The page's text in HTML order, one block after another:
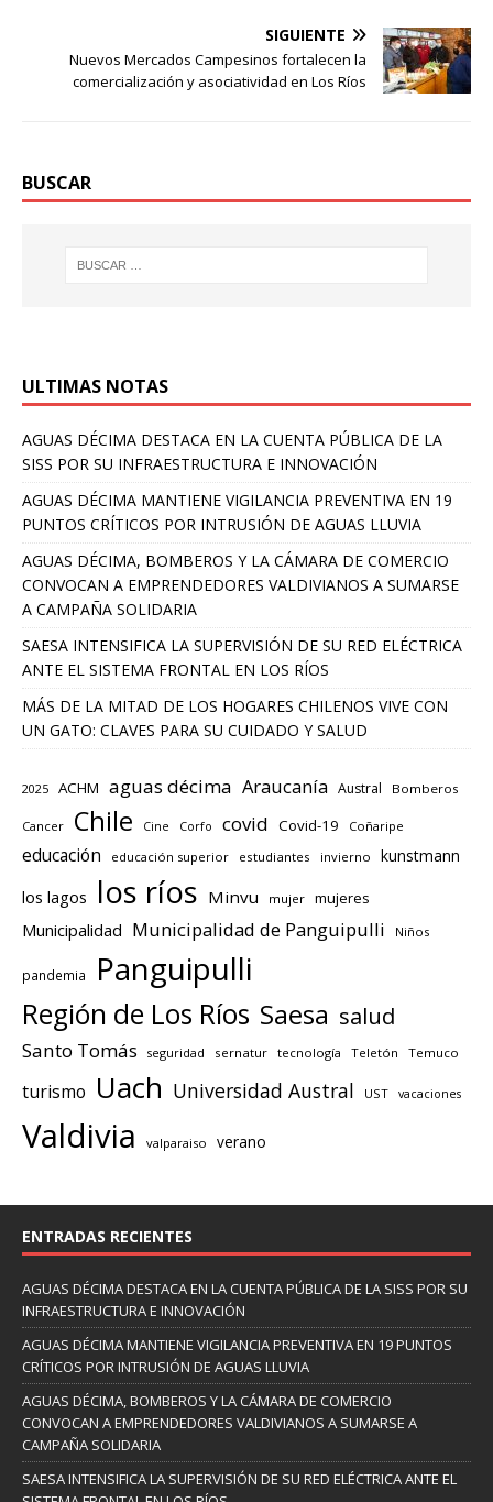
SIGUIENTE
Nuevos Mercados Campesinos fortalecen la
comercialización y asociatividad en Los Ríos
BUSCAR
ULTIMAS NOTAS
AGUAS DÉCIMA DESTACA EN LA CUENTA PÚBLICA DE LA
SISS POR SU INFRAESTRUCTURA E INNOVACIÓN
AGUAS DÉCIMA MANTIENE VIGILANCIA PREVENTIVA EN 19
PUNTOS CRÍTICOS POR INTRUSIÓN DE AGUAS LLUVIA
AGUAS DÉCIMA, BOMBEROS Y LA CÁMARA DE COMERCIO
CONVOCAN A EMPRENDEDORES VALDIVIANOS A SUMARSE
A CAMPAÑA SOLIDARIA
SAESA INTENSIFICA LA SUPERVISIÓN DE SU RED ELÉCTRICA
ANTE EL SISTEMA FRONTAL EN LOS RÍOS
MÁS DE LA MITAD DE LOS HOGARES CHILENOS VIVE CON
UN GATO: CLAVES PARA SU CUIDADO Y SALUD
2025 ACHM aguas décima Araucanía Austral Bomberos
Cancer Chile Cine Corfo covid Covid-19 Coñaripe
educación educación superior estudiantes invierno kunstmann
los lagos los ríos Minvu mujer mujeres
Municipalidad Municipalidad de Panguipulli Niños
pandemia Panguipulli
Región de Los Ríos Saesa salud
Santo Tomás seguridad sernatur tecnología Teletón Temuco
turismo Uach Universidad Austral UST vacaciones
Valdivia valparaiso verano
ENTRADAS RECIENTES
AGUAS DÉCIMA DESTACA EN LA CUENTA PÚBLICA DE LA SISS POR SU
INFRAESTRUCTURA E INNOVACIÓN
AGUAS DÉCIMA MANTIENE VIGILANCIA PREVENTIVA EN 19 PUNTOS
CRÍTICOS POR INTRUSIÓN DE AGUAS LLUVIA
AGUAS DÉCIMA, BOMBEROS Y LA CÁMARA DE COMERCIO
CONVOCAN A EMPRENDEDORES VALDIVIANOS A SUMARSE A
CAMPAÑA SOLIDARIA
SAESA INTENSIFICA LA SUPERVISIÓN DE SU RED ELÉCTRICA ANTE EL